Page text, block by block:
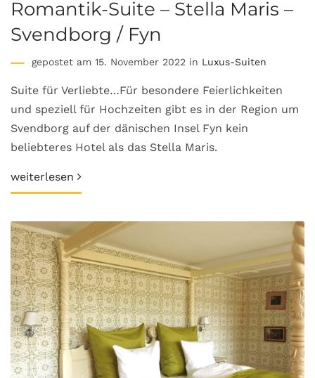
Romantik-Suite – Stella Maris –
Svendborg / Fyn
gepostet am 15. November 2022 in Luxus-Suiten
Suite für Verliebte…Für besondere Feierlichkeiten
und speziell für Hochzeiten gibt es in der Region um
Svendborg auf der dänischen Insel Fyn kein
beliebteres Hotel als das Stella Maris.
weiterlesen